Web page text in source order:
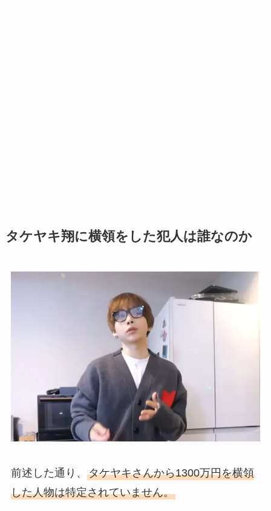
タケヤキ翔に横領をした犯人は誰なのか
前述した通り、 タケヤキさんから1300万円を横領
した人物は特定されていません。